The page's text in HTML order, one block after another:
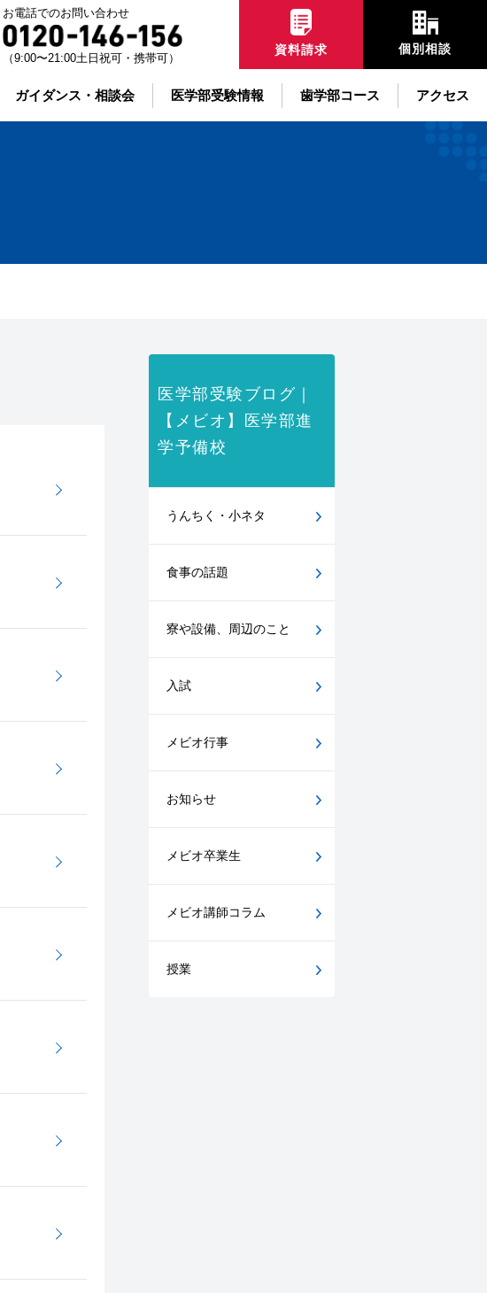
お電話でのお問い合わせ
（9:00〜21:00土日祝可・携帯可）
資料請求 個別相談
ガイダンス・相談会 医学部受験情報 歯学部コース アクセス
医学部受験ブログ｜
【メビオ】医学部進
学予備校
うんちく・小ネタ
食事の話題
寮や設備、周辺のこと
入試
メビオ行事
お知らせ
メビオ卒業生
メビオ講師コラム
授業